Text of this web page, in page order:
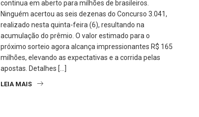
continua em aberto para milhões de brasileiros.
Ninguém acertou as seis dezenas do Concurso 3.041,
realizado nesta quinta-feira (6), resultando na
acumulação do prêmio. O valor estimado para o
próximo sorteio agora alcança impressionantes R$ 165
milhões, elevando as expectativas e a corrida pelas
apostas. Detalhes […]
LEIA MAIS